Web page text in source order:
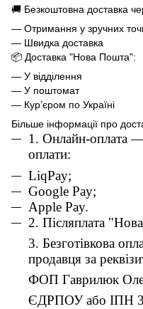
🚚 Безкоштовна доставка
— Отримання у зручних
— Швидка доставка
📦 Доставка "Нова Пошта":
— У відділення
— У поштомат
— Кур’єром по Україні
Більше інформації про
1. Онлайн-оплата —
оплати:
LiqPay;
Google Pay;
Apple Pay.
2. Післяплата
3. Безготівкова
продавця за
ФОП Гаврилюк
ЄДРПОУ або ІПН